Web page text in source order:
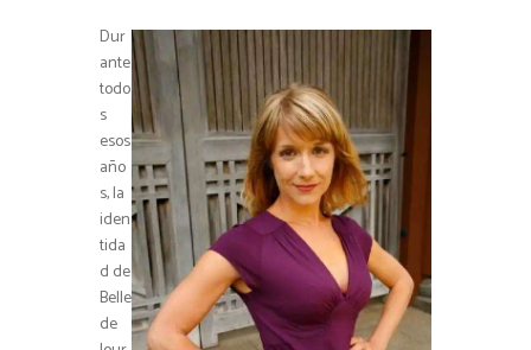
Dur
ante
todo
s
esos
año
s, la
iden
tida
d de
Belle
de